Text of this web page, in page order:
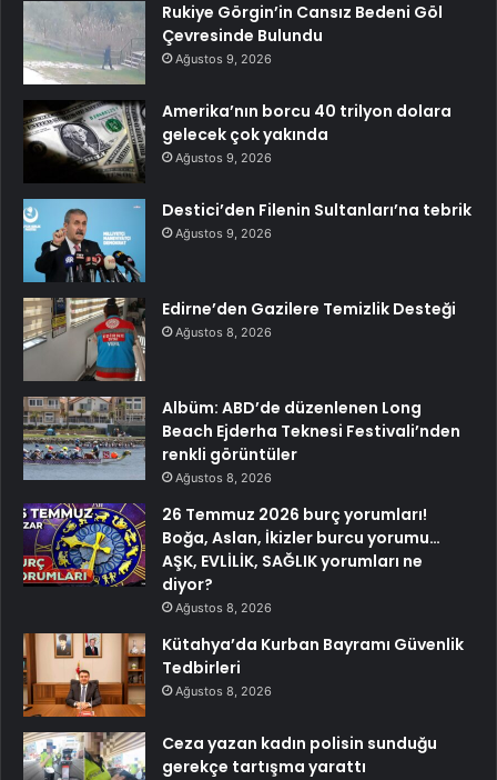
Rukiye Görgin’in Cansız Bedeni Göl
Çevresinde Bulundu
Ağustos 9, 2026
Amerika’nın borcu 40 trilyon dolara
gelecek çok yakında
Ağustos 9, 2026
Destici’den Filenin Sultanları’na tebrik
Ağustos 9, 2026
Edirne’den Gazilere Temizlik Desteği
Ağustos 8, 2026
Albüm: ABD’de düzenlenen Long
Beach Ejderha Teknesi Festivali’nden
renkli görüntüler
Ağustos 8, 2026
26 Temmuz 2026 burç yorumları!
Boğa, Aslan, İkizler burcu yorumu…
AŞK, EVLİLİK, SAĞLIK yorumları ne
diyor?
Ağustos 8, 2026
Kütahya’da Kurban Bayramı Güvenlik
Tedbirleri
Ağustos 8, 2026
Ceza yazan kadın polisin sunduğu
gerekçe tartışma yarattı